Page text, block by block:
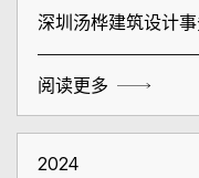
深圳汤桦建筑设计
阅读更多
2024